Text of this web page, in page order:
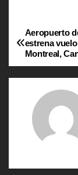
N
a
Aeropuerto
estrena
Montreal,